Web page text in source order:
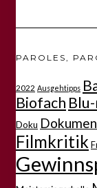
PAROLES,
2022 Ausgehtipps
Biofach
Doku
Filmkritik